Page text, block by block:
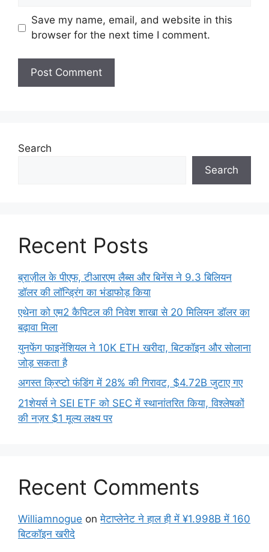
Save my name, email, and website in this
browser for the next time I comment.
Search
Search
Recent Posts
ब्राज़ील के पीएफ, टीआरएम लैब्स और बिनेंस ने 9.3 बिलियन
डॉलर की लॉन्ड्रिंग का भंडाफोड़ किया
एथेना को एम2 कैपिटल की निवेश शाखा से 20 मिलियन डॉलर का
बढ़ावा मिला
युनफेंग फाइनेंशियल ने 10K ETH खरीदा, बिटकॉइन और सोलाना
जोड़ सकता है
अगस्त क्रिप्टो फंडिंग में 28% की गिरावट, $4.72B जुटाए गए
21शेयर्स ने SEI ETF को SEC में स्थानांतरित किया, विश्लेषकों
की नज़र $1 मूल्य लक्ष्य पर
Recent Comments
Williamnogue onमेटाप्लेनेट ने हाल ही में ¥1.998B में 160
बिटकॉइन खरीदे